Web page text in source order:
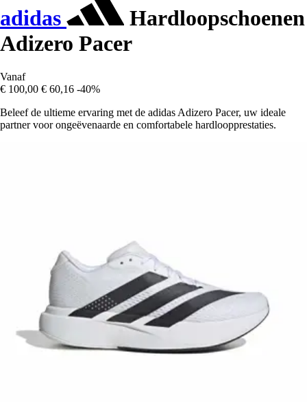
adidas
Hardloopschoenen
Adizero Pacer
Vanaf
€ 100,00 € 60,16 -40%
Beleef de ultieme ervaring met de adidas Adizero Pacer, uw ideale
partner voor ongeëvenaarde en comfortabele hardloopprestaties.